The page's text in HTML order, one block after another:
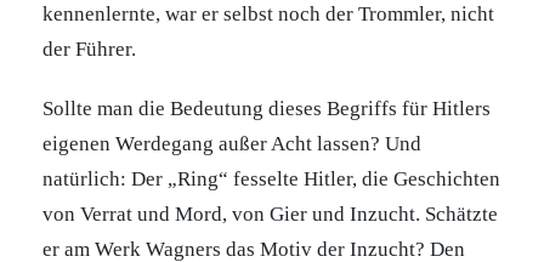
kennenlernte, war er selbst noch der Trommler, nicht
der Führer.
Sollte man die Bedeutung dieses Begriffs für Hitlers
eigenen Werdegang außer Acht lassen? Und
natürlich: Der „Ring“ fesselte Hitler, die Geschichten
von Verrat und Mord, von Gier und Inzucht. Schätzte
er am Werk Wagners das Motiv der Inzucht? Den